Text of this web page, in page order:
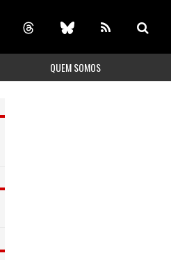
QUEM SOMOS